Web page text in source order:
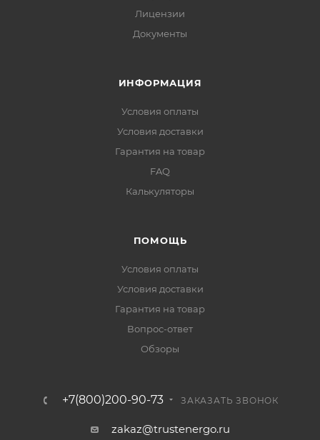
Лицензии
Документы
ИНФОРМАЦИЯ
Условия оплаты
Условия доставки
Гарантия на товар
FAQ
Калькуляторы
ПОМОЩЬ
Условия оплаты
Условия доставки
Гарантия на товар
Вопрос-ответ
Обзоры
+7(800)200-90-73 ЗАКАЗАТЬ ЗВОНОК
zakaz@trustenergo.ru